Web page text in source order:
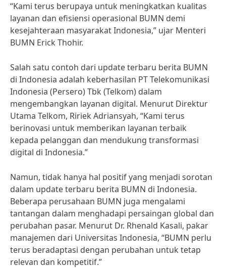
“Kami terus berupaya untuk meningkatkan kualitas
layanan dan efisiensi operasional BUMN demi
kesejahteraan masyarakat Indonesia,” ujar Menteri
BUMN Erick Thohir.
Salah satu contoh dari update terbaru berita BUMN
di Indonesia adalah keberhasilan PT Telekomunikasi
Indonesia (Persero) Tbk (Telkom) dalam
mengembangkan layanan digital. Menurut Direktur
Utama Telkom, Ririek Adriansyah, “Kami terus
berinovasi untuk memberikan layanan terbaik
kepada pelanggan dan mendukung transformasi
digital di Indonesia.”
Namun, tidak hanya hal positif yang menjadi sorotan
dalam update terbaru berita BUMN di Indonesia.
Beberapa perusahaan BUMN juga mengalami
tantangan dalam menghadapi persaingan global dan
perubahan pasar. Menurut Dr. Rhenald Kasali, pakar
manajemen dari Universitas Indonesia, “BUMN perlu
terus beradaptasi dengan perubahan untuk tetap
relevan dan kompetitif.”